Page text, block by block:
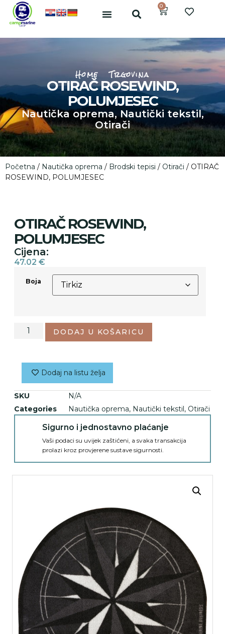
0
Home Trgovina
OTIRAČ ROSEWIND,
POLUMJESEC
Nautička oprema, Nautički tekstil,
Otirači
Početna / Nautička oprema / Brodski tepisi / Otirači / OTIRAČ
ROSEWIND, POLUMJESEC
OTIRAČ ROSEWIND,
POLUMJESEC
Cijena:
47.02 €
Boja
DODAJ U KOŠARICU
Dodaj na listu želja
SKU
N/A
Categories
Nautička oprema, Nautički tekstil, Otirači
Sigurno i jednostavno plaćanje
Vaši podaci su uvijek zaštićeni, a svaka transakcija
prolazi kroz provjerene sustave sigurnosti.